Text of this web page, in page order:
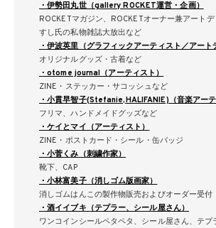
・伊勢田丸世（gallery ROCKET運営・企画）
ROCKETマガジン、ROCKETオーナー兼アート
すし氏の私物雑誌大放出など
・伊波英里（グラフィックアーティスト／アート
オリジナルグッズ・古着など
・otome journal（アーティスト）
ZINE・ステッカー・サコッシュなど
・小貫早智子(Stefanie,HALIFANIE)（音楽アーテ
フリマ、ハンドメイドグッズなど
・ケイとマイ（アーティスト）
ZINE・ポストカード・シール・缶バッジ
・小菅くみ（刺繍作家）
靴下、CAP
・小林富美子（消しゴム版画家）
消しゴムはんこの製作物販売およびオーダー受付
・酒イイブキ（テプラー、シール屋さん）
ワンコインシールペタペタ、シール屋さん、テプ